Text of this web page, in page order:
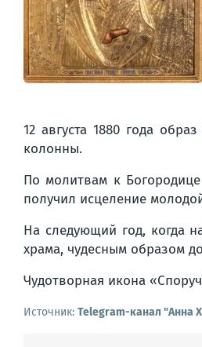
12 августа 1880 года
колонны.
По молитвам к
получил исцеление
На следующий год, когда
храма, чудесным образом
Чудотворная икона
Источник: Telegram-канал "Анна